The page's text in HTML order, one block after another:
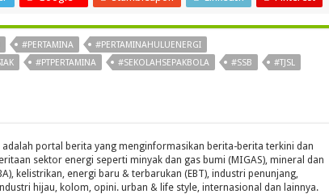
#PERTAMINA
#PERTAMINAHULUENERGI
#PTPERTAMINA #SEKOLAHSEPAKBOLA #SSB #TJSL
adalah portal berita yang menginformasikan berita-berita terkini dan
sektor energi seperti minyak dan gas bumi (MIGAS), mineral dan
kelistrikan, energi baru & terbarukan (EBT), industri penunjang,
hijau, kolom, opini. urban & life style, internasional dan lainnya.